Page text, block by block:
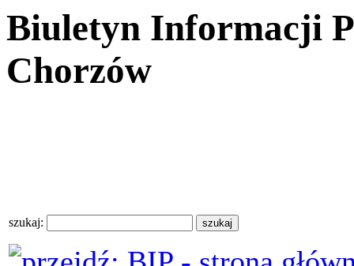
Biuletyn Informacji
Chorzów
szukaj: